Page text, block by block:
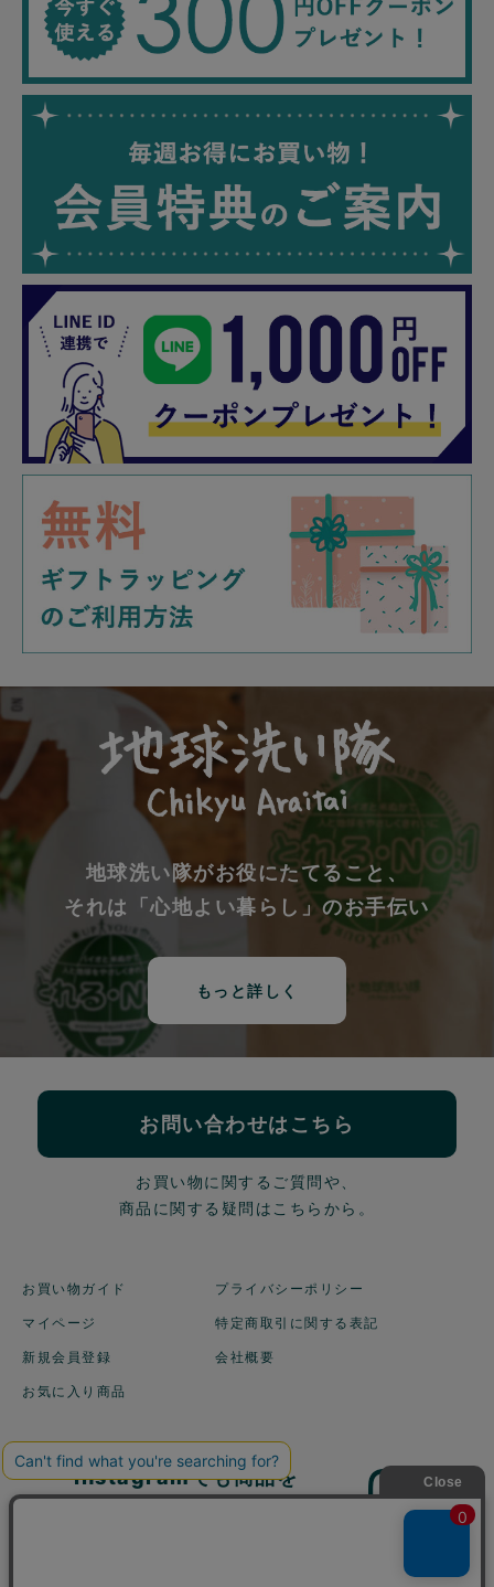
地球洗い隊がお役にたてること、
それは「心地よい暮らし」のお手伝い
もっと詳しく
お問い合わせはこちら
お買い物に関するご質問や、
商品に関する疑問はこちらから。
お買い物ガイド
マイページ
新規会員登録
お気に入り商品
プライバシーポリシー
特定商取引に関する表記
会社概要
Instagramでも商品を